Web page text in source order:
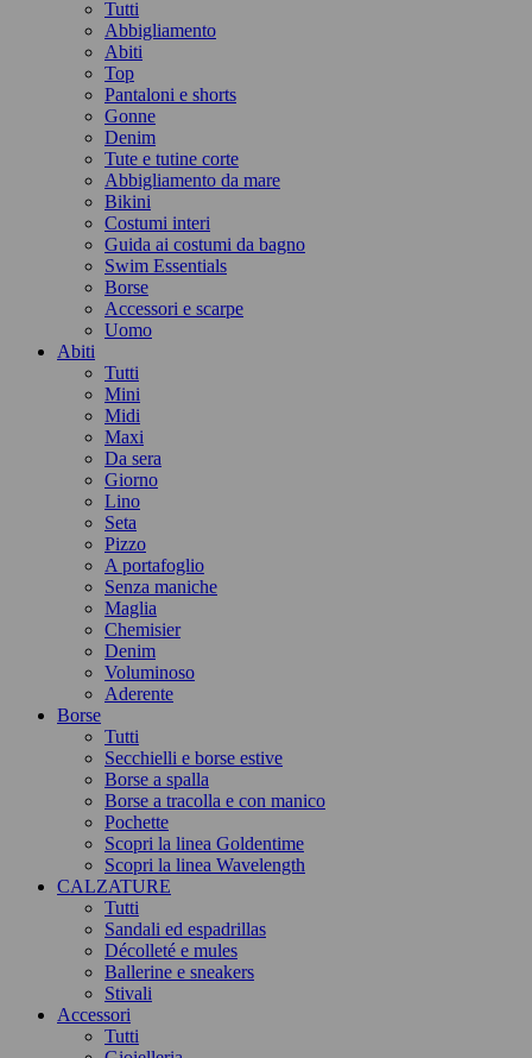
Tutti
Abbigliamento
Abiti
Top
Pantaloni e shorts
Gonne
Denim
Tute e tutine corte
Abbigliamento da mare
Bikini
Costumi interi
Guida ai costumi da bagno
Swim Essentials
Borse
Accessori e scarpe
Uomo
Abiti
Tutti
Mini
Midi
Maxi
Da sera
Giorno
Lino
Seta
Pizzo
A portafoglio
Senza maniche
Maglia
Chemisier
Denim
Voluminoso
Aderente
Borse
Tutti
Secchielli e borse estive
Borse a spalla
Borse a tracolla e con manico
Pochette
Scopri la linea Goldentime
Scopri la linea Wavelength
CALZATURE
Tutti
Sandali ed espadrillas
Décolleté e mules
Ballerine e sneakers
Stivali
Accessori
Tutti